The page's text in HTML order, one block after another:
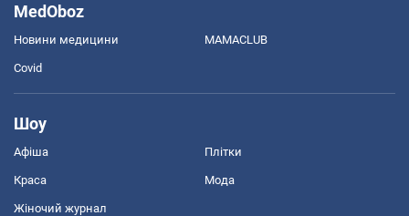
MedOboz
Новини медицини MAMACLUB
Covid
Шоу
Афіша Плітки
Краса Мода
Жіночий журнал